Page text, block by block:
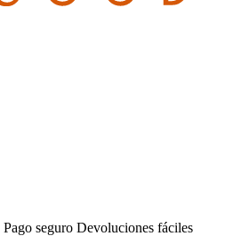
Pago seguro Devoluciones fáciles